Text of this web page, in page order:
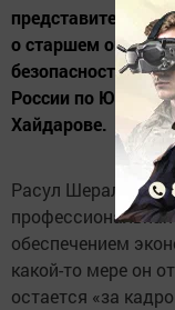
представителей
о старшем
безопасности и
России по
Хайдарове.
Расул Шералиевич
обеспечением
какой-то мере он
остается «за